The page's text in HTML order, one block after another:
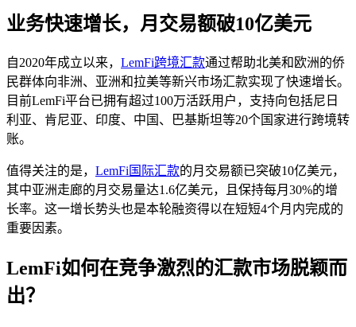
业务快速增长，月交易额破10亿美元
自2020年成立以来， LemFi跨境汇款通过帮助北美和欧洲的侨
民群体向非洲、亚洲和拉美等新兴市场汇款实现了快速增长。
目前LemFi平台已拥有超过100万活跃用户，支持向包括尼日
利亚、肯尼亚、印度、中国、巴基斯坦等20个国家进行跨境转
账。
值得关注的是， LemFi国际汇款的月交易额已突破10亿美元，
其中亚洲走廊的月交易量达1.6亿美元，且保持每月30%的增
长率。这一增长势头也是本轮融资得以在短短4个月内完成的
重要因素。
LemFi如何在竞争激烈的汇款市场脱颖而
出？